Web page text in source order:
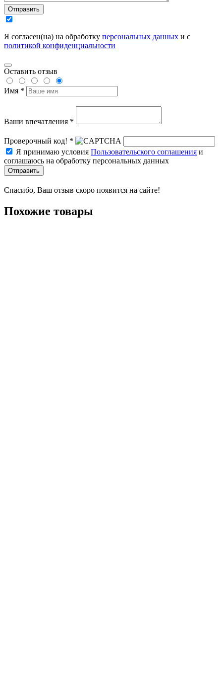
Отправить
Я согласен(на) на обработку персональных данных и с
политикой конфиденциальности
Оставить отзыв
Имя *
Ваши впечатления *
Проверочный код! *
Я принимаю условия Пользовательского соглашения и
соглашаюсь на обработку персональных данных
Отправить
Спасибо, Ваш отзыв скоро появится на сайте!
Похожие товары